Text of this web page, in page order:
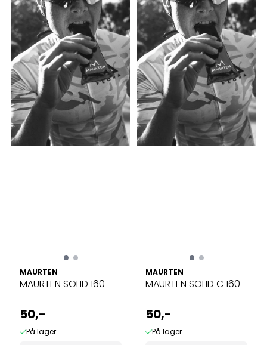
MAURTEN
MAURTEN SOLID 160
50,-
På lager
MAURTEN
MAURTEN SOLID C 160
50,-
På lager